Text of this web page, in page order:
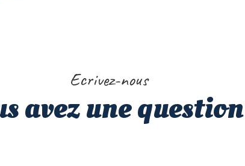
Ecrivez-nous
avez une